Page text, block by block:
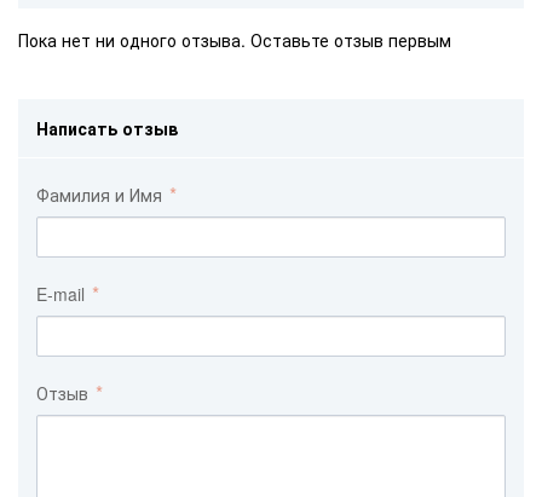
Пока нет ни одного отзыва. Оставьте отзыв первым
Написать отзыв
Фамилия и Имя
E-mail
Отзыв